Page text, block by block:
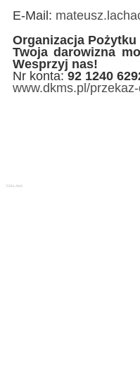
E-Mail:
Organizacja
Twoja darowizna
Wesprzyj nas!
Nr konta:92 1240
www.dkms.pl/